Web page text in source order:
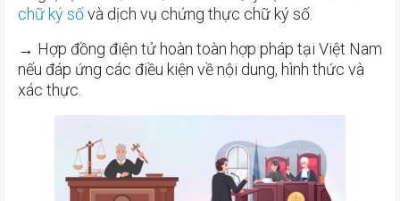
chữ ký sốvà dịch vụ chứng thực chữ ký số.
→ Hợp đồng điện tử hoàn toàn hợp pháp tại Việt Nam
nếu đáp ứng các điều kiện về nội dung, hình thức và
xác thực.